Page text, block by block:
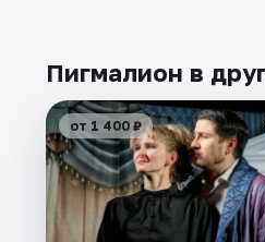
Пигмалион в
от 1 400 ₽